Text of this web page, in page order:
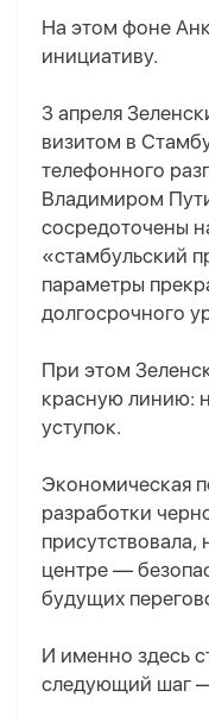
На этом фоне
инициативу.
3 апреля
визитом в
телефонного
Владимиром
сосредоточены
«стамбульский
параметры
долгосрочного
При этом
красную линию:
уступок.
Экономическая
разработки
присутствовала,
центре —
будущих
И именно здесь
следующий шаг